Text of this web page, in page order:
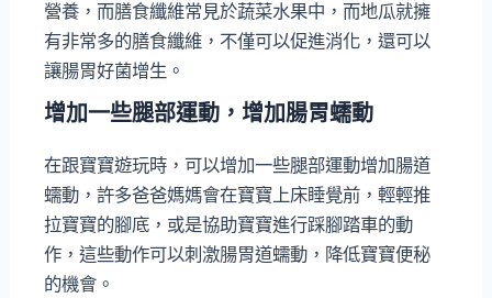
營養，而膳食纖維常見於蔬菜水果中，而地瓜就擁
有非常多的膳食纖維，不僅可以促進消化，還可以
讓腸胃好菌增生。
增加一些腿部運動，增加腸胃蠕動
在跟寶寶遊玩時，可以增加一些腿部運動增加腸道
蠕動，許多爸爸媽媽會在寶寶上床睡覺前，輕輕推
拉寶寶的腳底，或是協助寶寶進行踩腳踏車的動
作，這些動作可以刺激腸胃道蠕動，降低寶寶便秘
的機會。